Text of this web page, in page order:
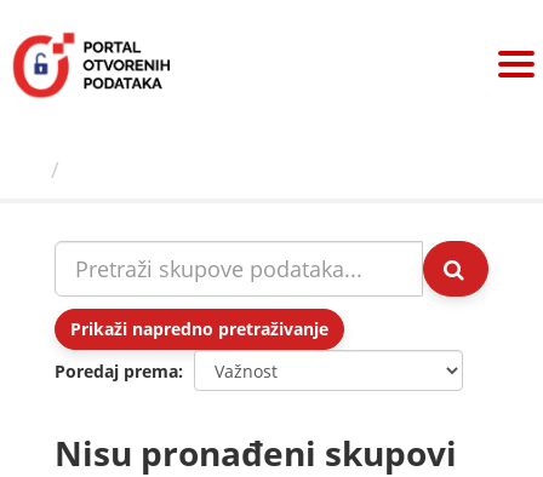
sadržaj
Prikaži napredno pretraživanje
Poredaj prema
Nisu pronađeni skupovi